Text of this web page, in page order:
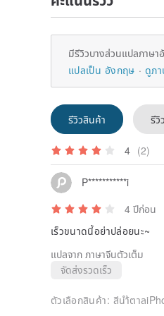
มีรีวิวบางส่วนแปลภาษา
แปลเป็น อังกฤษ
ดูภ
รีวิวสินค้า รี
4 (2)
P***********i
4 ปีก่อน
เร็วขนาดนี้อย่าปล่อยนะ~
แปลจาก ภาษาจีนตัวเต็ม
จัดส่งรวดเร็ว
ตัวเลือกสินค้า: สีนำ้ตาล